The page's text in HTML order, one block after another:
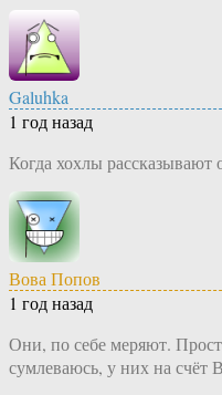
Galuhka
1 год назад
Когда хохлы
Вова Попов
1 год назад
Они, по себе меряют.
сумлеваюсь, у них на счёт